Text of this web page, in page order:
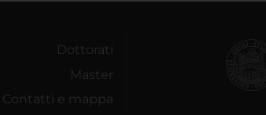
Dottorati
Master
Contatti e mappa